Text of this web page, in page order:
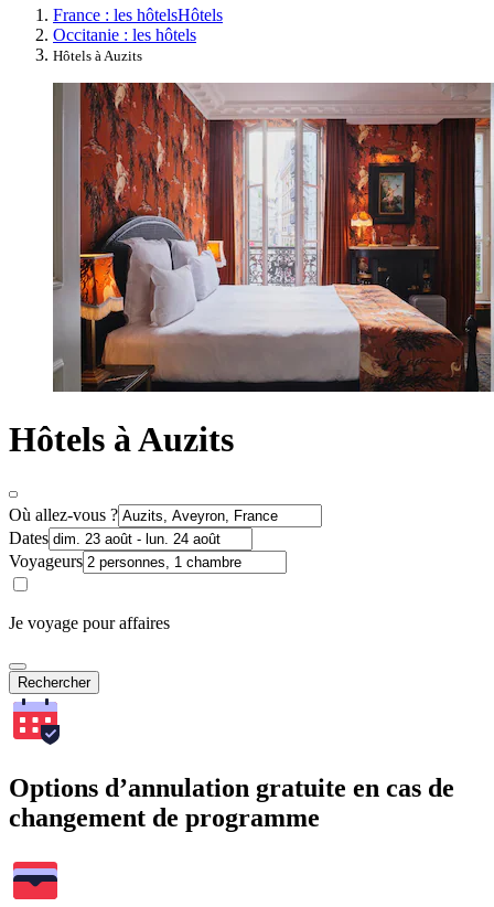
France : les hôtelsHôtels
Occitanie : les hôtels
Hôtels à Auzits
Hôtels à Auzits
Où allez-vous ?
Dates
Voyageurs
Je voyage pour affaires
Rechercher
Options d’annulation gratuite en cas de
changement de programme